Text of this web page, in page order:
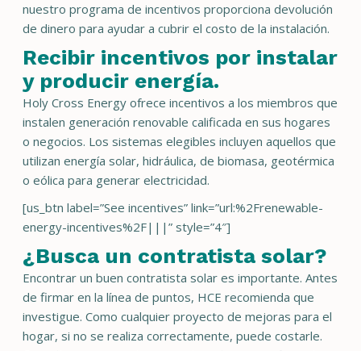
nuestro programa de incentivos proporciona devolución
de dinero para ayudar a cubrir el costo de la instalación.
Recibir incentivos por instalar
y producir energía.
Holy Cross Energy ofrece incentivos a los miembros que
instalen generación renovable calificada en sus hogares
o negocios. Los sistemas elegibles incluyen aquellos que
utilizan energía solar, hidráulica, de biomasa, geotérmica
o eólica para generar electricidad.
[us_btn label=”See incentives” link=”url:%2Frenewable-
energy-incentives%2F|||” style=”4″]
¿Busca un contratista solar?
Encontrar un buen contratista solar es importante. Antes
de firmar en la línea de puntos, HCE recomienda que
investigue. Como cualquier proyecto de mejoras para el
hogar, si no se realiza correctamente, puede costarle.